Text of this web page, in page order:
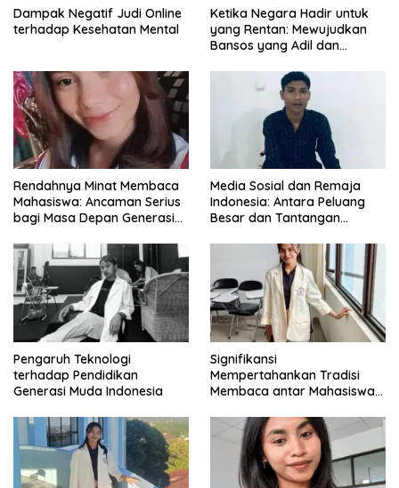
Dampak Negatif Judi Online
terhadap Kesehatan Mental
Ketika Negara Hadir untuk
yang Rentan: Mewujudkan
Bansos yang Adil dan
Rendahnya Minat Membaca
Mahasiswa: Ancaman Serius
bagi Masa Depan Generasi
Media Sosial dan Remaja
Indonesia: Antara Peluang
Besar dan Tantangan
Pengaruh Teknologi
terhadap Pendidikan
Generasi Muda Indonesia
Signifikansi
Mempertahankan Tradisi
Membaca antar Mahasiswa